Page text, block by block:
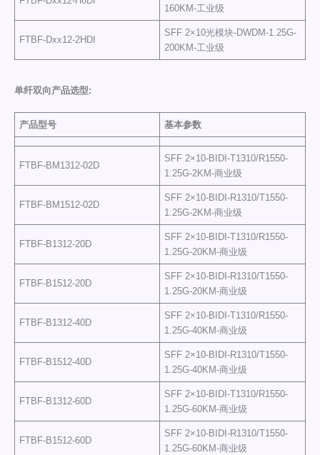
160KM-工业级
FTBF-Dxx12-2HDI
SFF 2×10光模块-DWDM-1.25G-
200KM-工业级
单纤双向产品选型:
产品型号 基本参数
FTBF-BM1312-02D
SFF 2×10-BIDI-T1310/R1550-
1.25G-2KM-商业级
FTBF-BM1512-02D
SFF 2×10-BIDI-R1310/T1550-
1.25G-2KM-商业级
FTBF-B1312-20D
SFF 2×10-BIDI-T1310/R1550-
1.25G-20KM-商业级
FTBF-B1512-20D
SFF 2×10-BIDI-R1310/T1550-
1.25G-20KM-商业级
FTBF-B1312-40D
SFF 2×10-BIDI-T1310/R1550-
1.25G-40KM-商业级
FTBF-B1512-40D
SFF 2×10-BIDI-R1310/T1550-
1.25G-40KM-商业级
FTBF-B1312-60D
SFF 2×10-BIDI-T1310/R1550-
1.25G-60KM-商业级
FTBF-B1512-60D
SFF 2×10-BIDI-R1310/T1550-
1.25G-60KM-商业级